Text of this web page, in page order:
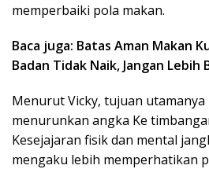
memperbaiki pola makan.
Baca juga: Batas Aman Makan
Badan Tidak Naik, Jangan Lebih
Menurut Vicky, tujuan utamanya
menurunkan angka Ke
Kesejajaran fisik dan mental
mengaku lebih memperhatikan